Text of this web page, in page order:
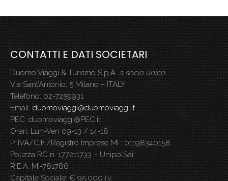
CONTATTI E DATI SOCIETARI
Duomo Viaggi & Turismo S.p.A.a socio unico
Via Sant’Antonio, 5 Milano – ITALY
Telefono: 02-7259931
Email:duomoviaggi@duomoviaggi.it
PEC: duomoviaggi@PEC.it
Orari: Lun-Ven 09-13 / 14-18
P. IVA/C.F./Registro Imprese MI : 01198340158
Polizza RC n. 177211733 – UnipolSai
R.E.A. MI-781786
Capitale Sociale: € 95.000 i.v.